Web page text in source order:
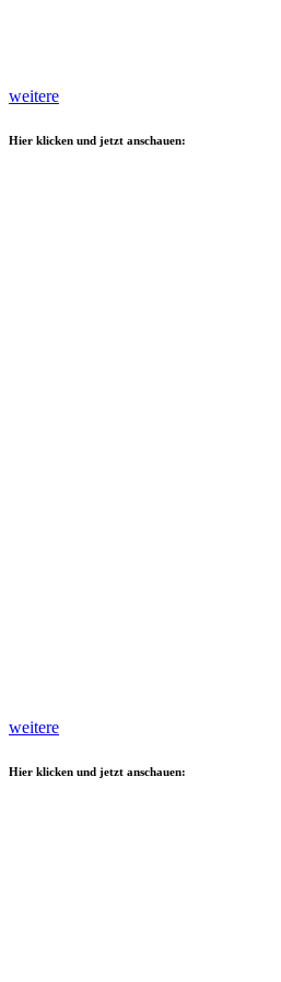
weitere
Hier klicken und jetzt anschauen:
weitere
Hier klicken und jetzt anschauen: